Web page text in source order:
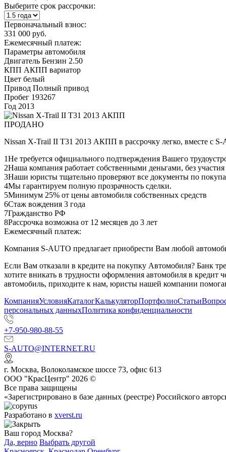
Выберите срок рассрочки:
Первоначальный взнос:
331 000 руб.
Ежемесячный платеж:
Параметры автомобиля
Двигатель Бензин 2.50
КПП АКПП вариатор
Цвет белый
Привод Полный привод
Пробег 193267
Год 2013
ПРОДАНО
Nissan X-Trail II T31 2013 АКПП в рассрочку легко, вместе с
1Не требуется официального подтверждения Вашего
2Наша компания работает собственными деньгами, без участия
3Наши юристы тщательно проверяют все документы по
4Мы гарантируем полную прозрачность сделки.
5Минимум 25% от цены автомобиля собственных средств
6Стаж вождения 3 года
7Гражданство РФ
8Рассрочка возможна от 12 месяцев до 3 лет
Ежемесячный платеж:
Компания S-AUTO предлагает приобрести Вам любой
Если Вам отказали в кредите на покупку Автомобиля? Банк
хотите вникать в трудности оформления автомобиля в
автомобиль, приходите к нам, юристы нашей компании
КомпанияУсловияКаталогКалькуляторПортфолиоСтатьи
персональных данныхПолитика конфиденциальности
+7-950-980-88-55
S-AUTO@INTERNET.RU
г. Москва, Волоколамское шоссе 73, офис 613
ООО "КрасЦентр" 2026 ©
Все права защищены
«Зарегистрировано в базе данных (реестре) Российского
Разработано в xverst.ru
Ваш город Москва?
Да, верно Выбрать другой